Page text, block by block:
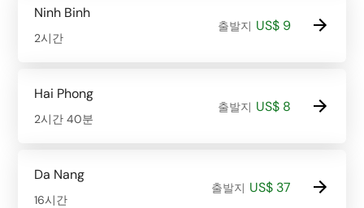
Ninh Binh
2시간
출발지 US$ 9
Hai Phong
2시간 40분
출발지 US$ 8
Da Nang
16시간
출발지 US$ 37